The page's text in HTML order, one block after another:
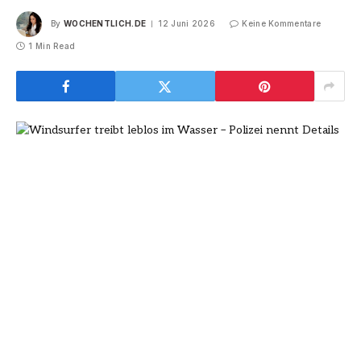
By WOCHENTLICH.DE 12 Juni 2026 Keine Kommentare
1 Min Read